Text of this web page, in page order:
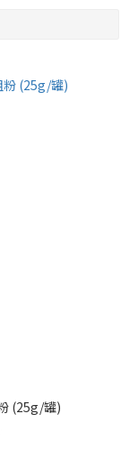
味旅 黑胡椒粉｜粗粉 (25g/罐)